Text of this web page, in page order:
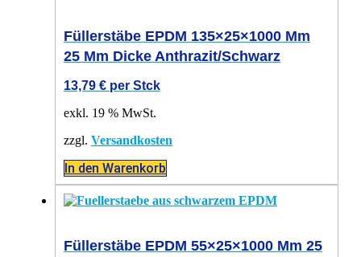
Füllerstäbe EPDM 135×25×1000 Mm
25 Mm Dicke Anthrazit/schwarz
13,79 € per Stck
exkl. 19 % MwSt.
zzgl. Versandkosten
In den Warenkorb
Füllerstäbe EPDM 55×25×1000 Mm 25